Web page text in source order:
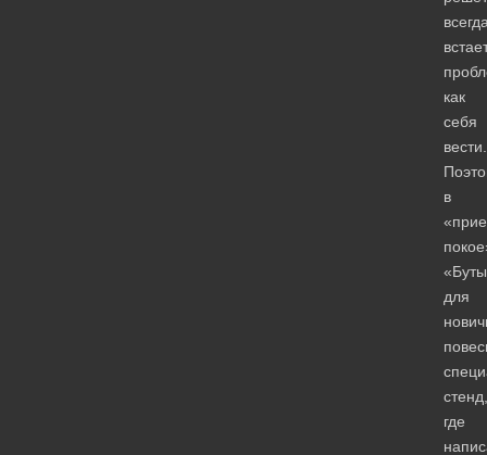
как
себя
вести.
в
для
стенд,
где